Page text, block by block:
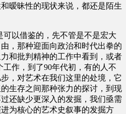
暧昧性的现状来说，都还是陌生
以借鉴的，先不管是不是宏大
，那种迎面向政治和时代出拳的
和批判精神的工作中看到，或者
工作，到了90年代初，有的人不
，对艺术在我们这里的处境，它
生存之间那种张力的探讨，到现
还缺少更深入的发掘，我们亟需
为核心的艺术史叙事的发掘方